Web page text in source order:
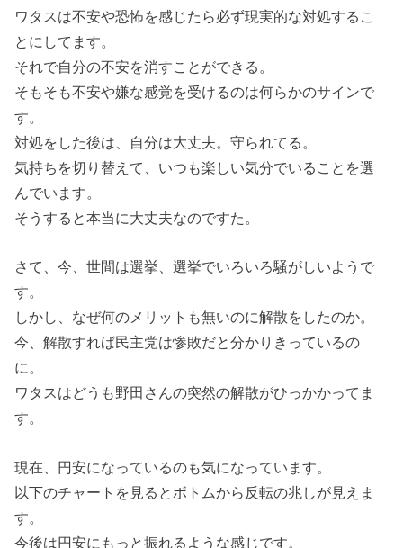
ワタスは不安や恐怖を感じたら必ず現実的な対処するこ
とにしてます。
それで自分の不安を消すことができる。
そもそも不安や嫌な感覚を受けるのは何らかのサインで
す。
対処をした後は、自分は大丈夫。守られてる。
気持ちを切り替えて、いつも楽しい気分でいることを選
んでいます。
そうすると本当に大丈夫なのですた。
さて、今、世間は選挙、選挙でいろいろ騒がしいようで
す。
しかし、なぜ何のメリットも無いのに解散をしたのか。
今、解散すれば民主党は惨敗だと分かりきっているの
に。
ワタスはどうも野田さんの突然の解散がひっかかってま
す。
現在、円安になっているのも気になっています。
以下のチャートを見るとボトムから反転の兆しが見えま
す。
今後は円安にもっと振れるような感じです。